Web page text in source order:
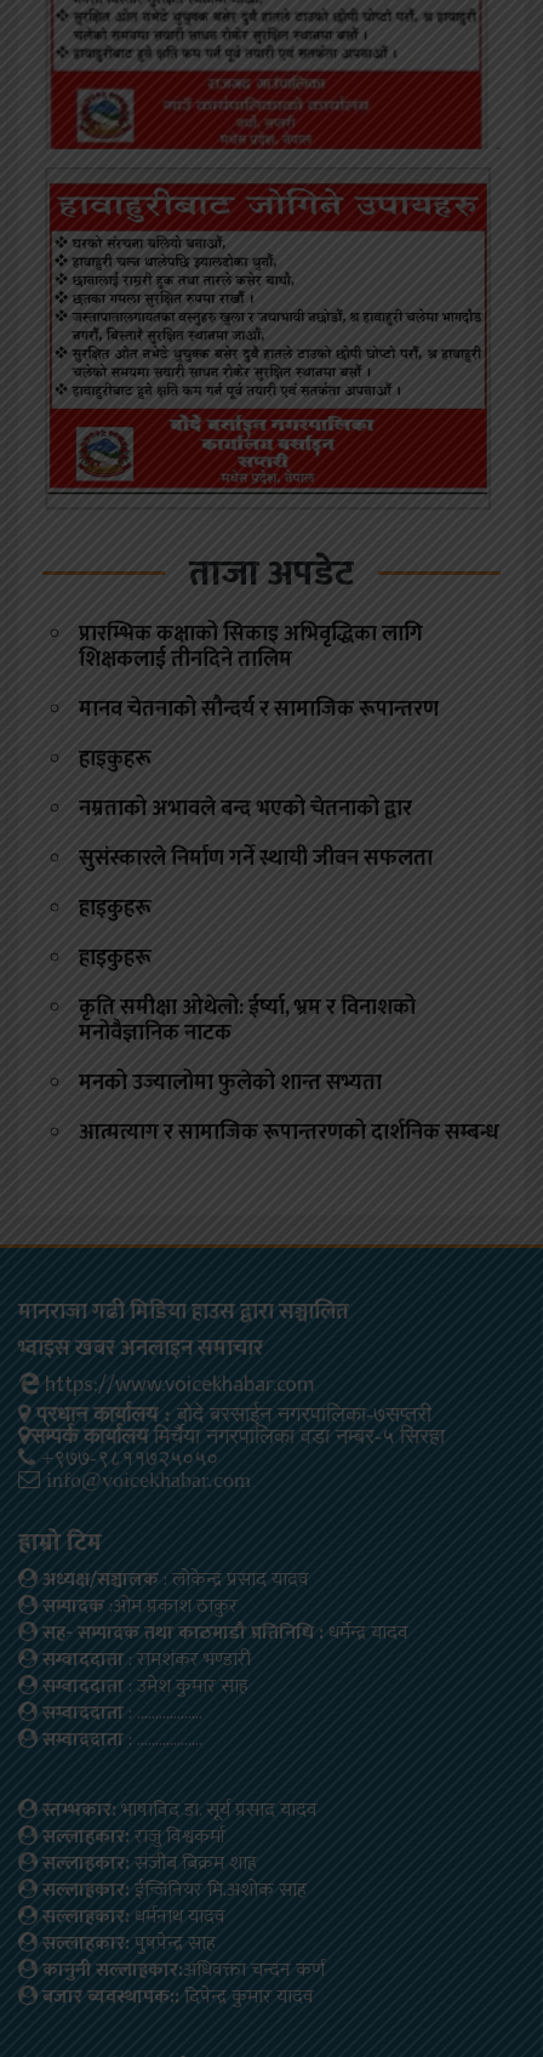
ताजा अपडेट
प्रारम्भिक कक्षाको सिकाइ अभिवृद्धिका लागि
शिक्षकलाई तीनदिने तालिम
मानव चेतनाको सौन्दर्य र सामाजिक रूपान्तरण
हाइकुहरू
नम्रताको अभावले बन्द भएको चेतनाको द्वार
सुसंस्कारले निर्माण गर्ने स्थायी जीवन सफलता
हाइकुहरू
हाइकुहरू
कृति समीक्षा ओथेलो: ईर्ष्या, भ्रम र विनाशको
मनोवैज्ञानिक नाटक
मनको उज्यालोमा फुलेको शान्त सभ्यता
आत्मत्याग र सामाजिक रूपान्तरणको दार्शनिक सम्बन्ध
मानराजा गढी मिडिया हाउस द्वारा सञ्चालित
भ्वाइस खबर अनलाइन समाचार
https://www.voicekhabar.com
प्रधान कार्यालय : बोदे बरसाईन नगरपालिका-७सप्तरी
सम्पर्क कार्यालयमिर्चैया नगरपालिका वडा नम्बर-५ सिरहा
+९७७-९८११७२५०५०
info@voicekhabar.com
हाम्रो टिम
अध्यक्ष/सञ्चालक: लोकेन्द्र प्रसाद यादव
सम्पादक:ओम प्रकाश ठाकुर
सह- सम्पादक तथा काठमाडौ प्रतिनिधि : धर्मेन्द्र यादव
सम्वाददाता: रामशंकर भण्डारी
सम्वाददाता: उमेश कुमार साह
सम्वाददाता: ………………
सम्वाददाता: ………………
स्तम्भकार:भाषाविद डा. सूर्य प्रसाद यादव
सल्लाहकार:राजु विश्वकर्मा
सल्लाहकार:संजीब बिक्रम शाह
सल्लाहकार:ईन्जिनियर मि.अशोक साह
सल्लाहकार: धर्मनाथ यादव
सल्लाहकार:पुषपेन्द्र साह
कानुनी सल्लाहकार:अधिवक्ता चन्दन कर्ण
बजार ब्यवस्थापक::दिपेन्द्र कुमार यादव